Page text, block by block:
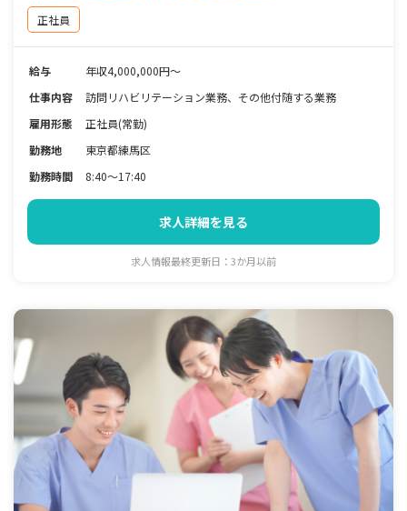
正社員
給与
年収4,000,000円～
仕事内容
訪問リハビリテーション業務、その他付随する業務
雇用形態
正社員(常勤)
勤務地
東京都練馬区
勤務時間
8:40～17:40
求人詳細を見る
求人情報最終更新日：3か月以前